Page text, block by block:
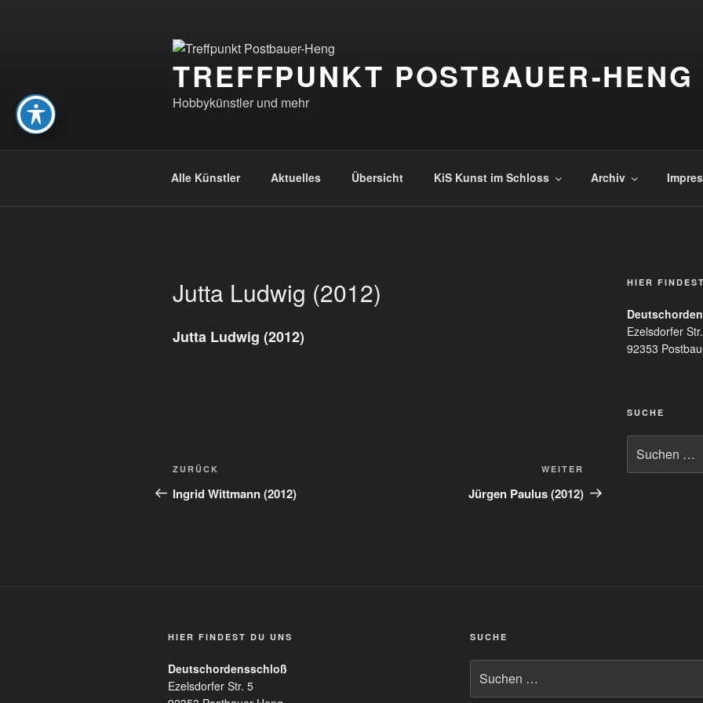
TREFFPUNKT POSTBAUER-HENG
Hobbykünstler und mehr
Alle Künstler Aktuelles Übersicht KiS Kunst im Schloss Archiv
Jutta Ludwig (2012)
Jutta Ludwig (2012)
Beitragsnavigation
Vorheriger
Beitrag
ZURÜCK
Ingrid Wittmann (2012)
Nächster
Beitrag
WEITER
Jürgen Paulus (2012)
HIER
Ezelsdorfer
92353
SUCHE
nach:
HIER FINDEST DU UNS
Deutschordensschloß
Ezelsdorfer Str. 5
SUCHE
nach: